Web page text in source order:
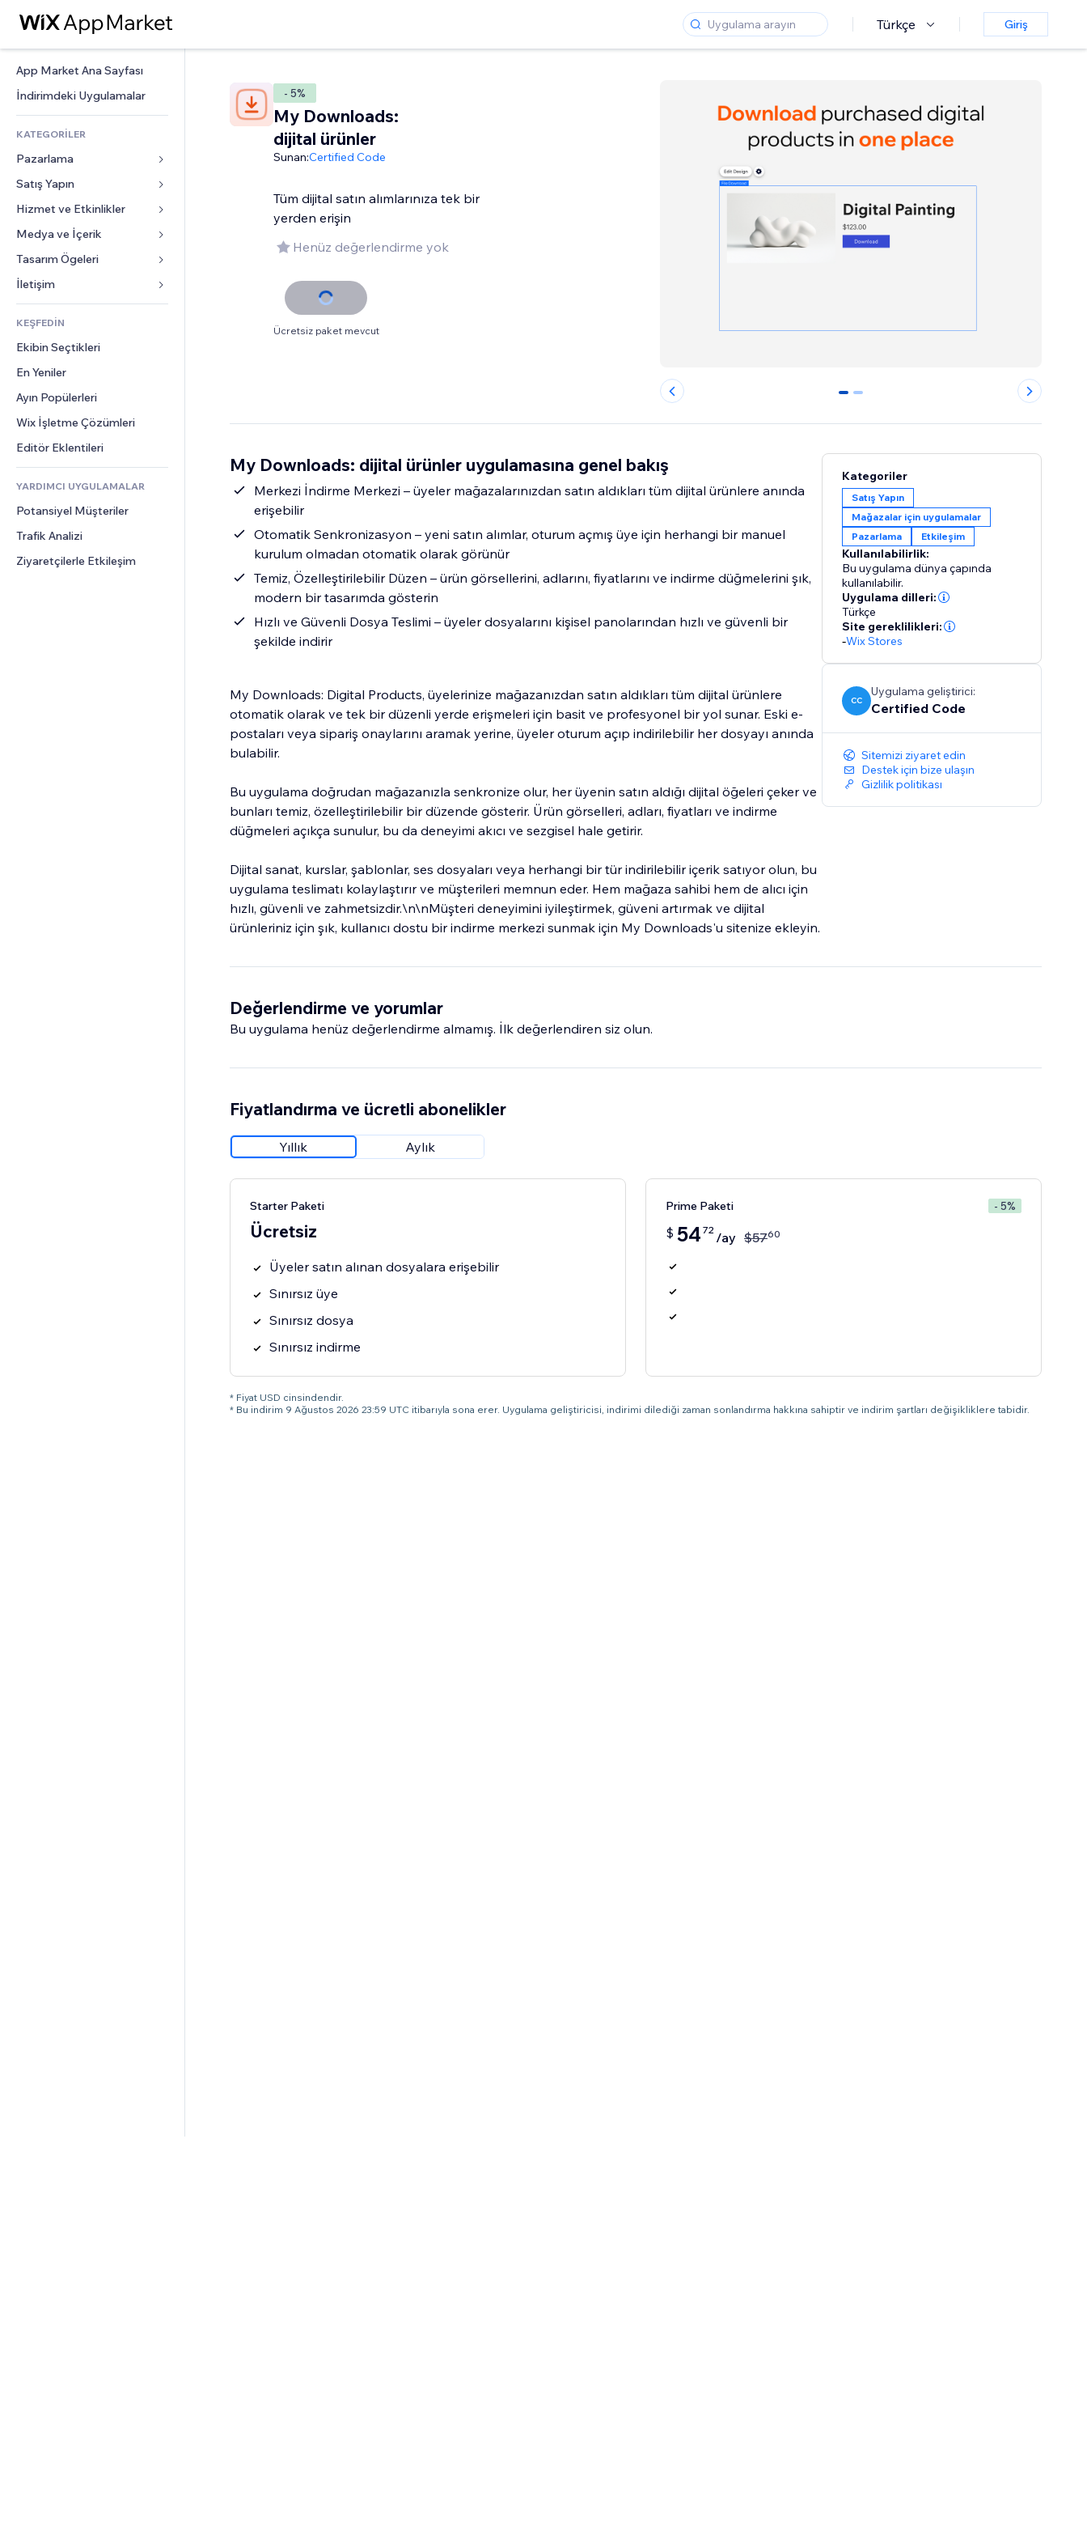
Türkçe Giriş
App Market Ana Sayfası
İndirimdeki Uygulamalar
KATEGORİLER
Pazarlama
Reklamlar
Mobil
Site Analizleri
Sosyal Ağ
Site Listeleri
E-posta
Satış Yapın
Mağazalar için uygulamalar
Gönderim ve Teslimat
Satış Düğmeleri
Muhasebe
Kuponlar ve Müşteri Sadakati
Depolama Çözümleri
Hizmet ve Etkinlikler
Oteller
Etkinlikler
Restoranlar
Emlak
Randevular
Medya ve İçerik
Galeri
Müzik
Podcast
Fotoğrafçılık
Video
PDF
Dosya Paylaşımı
Haberler
Tasarım Ögeleri
Haritalar ve Navigasyon
Gizlilik ve Güvenlik
Saat
Sayfa Şablonları
Görüntü Efektleri
Düğmeler ve Menüler
Afişler ve Rozetler
Hesap Makineleri
Arama
Hava Durumu
Grafik ve Tablolar
Formlar
Blog
Anketler
Sohbet
Yorumlar
Telefon
Topluluk
Değerlendirmeler ve Müşteri
KEŞFEDİN
Ekibin Seçtikleri
En Yeniler
Ayın Popülerleri
Wix İşletme Çözümleri
Editör Eklentileri
YARDIMCI UYGULAMALAR
Potansiyel Müşteriler
Trafik Analizi
Ziyaretçilerle Etkileşim
- 5%
My Downloads:
dijital ürünler
Sunan:Certified Code
Tüm dijital satın alımlarınıza tek bir
yerden erişin
Henüz değerlendirme yok
Ücretsiz paket mevcut
0 1
My Downloads: dijital ürünler uygulamasına genel bakış
Merkezi İndirme Merkezi – üyeler mağazalarınızdan satın aldıkları tüm dijital ürünlere anında
erişebilir
Otomatik Senkronizasyon – yeni satın alımlar, oturum açmış üye için herhangi bir manuel
kurulum olmadan otomatik olarak görünür
Temiz, Özelleştirilebilir Düzen – ürün görsellerini, adlarını, fiyatlarını ve indirme düğmelerini şık,
modern bir tasarımda gösterin
Hızlı ve Güvenli Dosya Teslimi – üyeler dosyalarını kişisel panolarından hızlı ve güvenli bir
şekilde indirir
My Downloads: Digital Products, üyelerinize mağazanızdan satın aldıkları tüm dijital ürünlere
otomatik olarak ve tek bir düzenli yerde erişmeleri için basit ve profesyonel bir yol sunar. Eski e-
postaları veya sipariş onaylarını aramak yerine, üyeler oturum açıp indirilebilir her dosyayı anında
bulabilir.
Bu uygulama doğrudan mağazanızla senkronize olur, her üyenin satın aldığı dijital öğeleri çeker ve
bunları temiz, özelleştirilebilir bir düzende gösterir. Ürün görselleri, adları, fiyatları ve indirme
düğmeleri açıkça sunulur, bu da deneyimi akıcı ve sezgisel hale getirir.
Dijital sanat, kurslar, şablonlar, ses dosyaları veya herhangi bir tür indirilebilir içerik satıyor olun, bu
uygulama teslimatı kolaylaştırır ve müşterileri memnun eder. Hem mağaza sahibi hem de alıcı için
hızlı, güvenli ve zahmetsizdir.\n\nMüşteri deneyimini iyileştirmek, güveni artırmak ve dijital
ürünleriniz için şık, kullanıcı dostu bir indirme merkezi sunmak için My Downloads'u sitenize ekleyin.
Kategoriler
Satış Yapın
Mağazalar için uygulamalar
Pazarlama
Etkileşim
Kullanılabilirlik:
Bu uygulama dünya çapında
kullanılabilir.
Uygulama dilleri:
Türkçe
Site gereklilikleri:
-Wix Stores
CC
Uygulama geliştirici:
Certified Code
Sitemizi ziyaret edin
Destek için bize ulaşın
Gizlilik politikası
Değerlendirme ve yorumlar
Bu uygulama henüz değerlendirme almamış. İlk değerlendiren siz olun.
Fiyatlandırma ve ücretli abonelikler
Yıllık Aylık
Starter Paketi
Ücretsiz
Üyeler satın alınan dosyalara erişebilir
Sınırsız üye
Sınırsız dosya
Sınırsız indirme
Prime Paketi - 5%
$ 54 72 /ay $5760
* Fiyat USD cinsindendir.
* Bu indirim 9 Ağustos 2026 23:59 UTC itibarıyla sona erer. Uygulama geliştiricisi, indirimi dilediği zaman sonlandırma hakkına sahiptir ve indirim şartları değişikliklere tabidir.